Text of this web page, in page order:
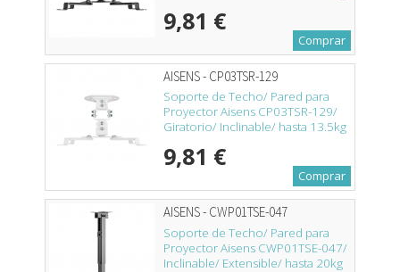
9,81 €
Comprar
AISENS - CP03TSR-129
Soporte de Techo/ Pared para
Proyector Aisens CP03TSR-129/
Giratorio/ Inclinable/ hasta 13.5kg
9,81 €
Comprar
AISENS - CWP01TSE-047
Soporte de Techo/ Pared para
Proyector Aisens CWP01TSE-047/
Inclinable/ Extensible/ hasta 20kg